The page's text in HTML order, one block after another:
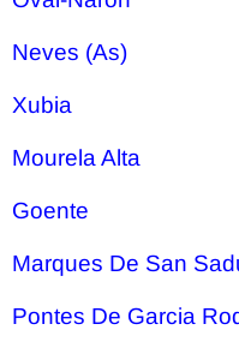
Neves (As)
Xubia
Mourela Alta
Goente
Marques De San
Pontes De Garcia